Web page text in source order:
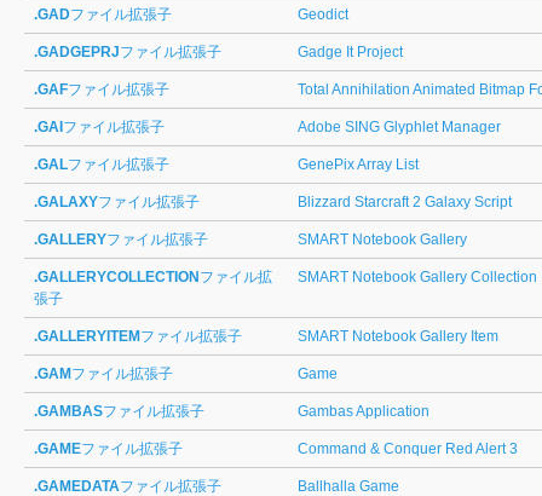
.GADファイル拡張子 Geodict
.GADGEPRJファイル拡張子 Gadge It Project
.GAFファイル拡張子 Total Annihilation Animated Bitmap
.GAI ファイル拡張子 Adobe SING Glyphlet Manager
.GALファイル拡張子 GenePix Array List
.GALAXYファイル拡張子 Blizzard Starcraft 2 Galaxy Script
.GALLERYファイル拡張子 SMART Notebook Gallery
.GALLERYCOLLECTION ファイル拡
張子
SMART Notebook Gallery Collection
.GALLERYITEM ファイル拡張子 SMART Notebook Gallery Item
.GAM ファイル拡張子 Game
.GAMBASファイル拡張子 Gambas Application
.GAMEファイル拡張子 Command & Conquer Red Alert 3
.GAMEDATAファイル拡張子 Ballhalla Game